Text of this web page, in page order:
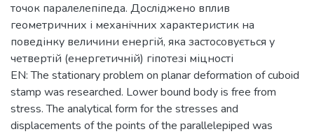
точок паралелепіпеда. Досліджено вплив
геометричних і механічних характеристик на
поведінку величини енергій, яка застосовується у
четвертій (енергетичній) гіпотезі міцності
EN: The stationary problem on planar deformation of cuboid
stamp was researched. Lower bound body is free from
stress. The analytical form for the stresses and
displacements of the points of the parallelepiped was